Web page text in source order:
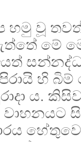
හමු වූ
මේ
හි
ය.